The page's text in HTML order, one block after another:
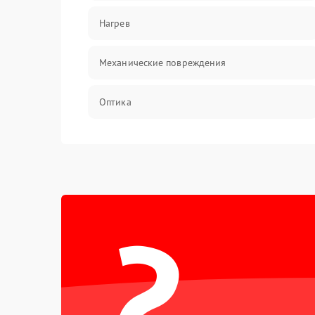
Нагрев
Механические повреждения
Оптика